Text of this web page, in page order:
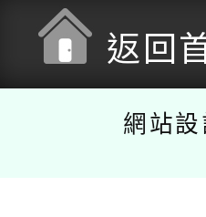
返回
網站